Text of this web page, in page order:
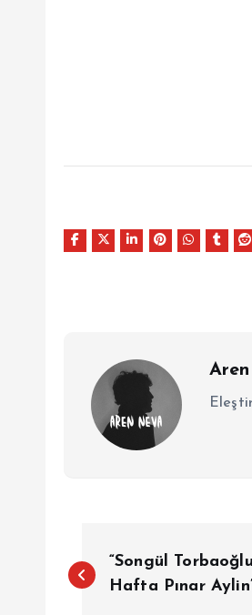
a
“Songül
Hafta Pınar